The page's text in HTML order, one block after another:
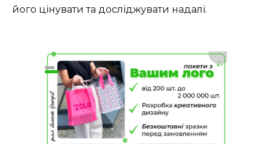
його цінувати та досліджувати надалі.